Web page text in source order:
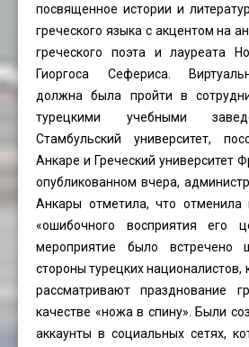
посвященное истории и
греческого языка с акцентом на
греческого поэта и лауреата
Гиоргоса Сефериса.
должна была пройти в
турецкими учебными
Стамбульский университет,
Анкаре и Греческий университет
опубликованном вчера,
Анкары отметила, что отменила
«ошибочного восприятия его
мероприятие было встречено
стороны турецких националистов,
рассматривают празднование
качестве «ножа в спину». Были
аккаунты в социальных сетях,